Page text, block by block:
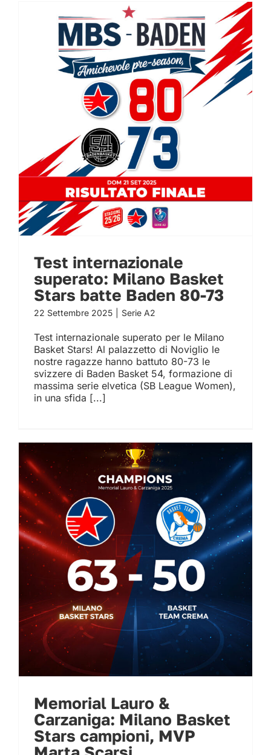
Test internazionale
superato: Milano Basket
Stars batte Baden 80-73
Test internazionale
superato: Milano Basket
Stars batte Baden 80-73
22 Settembre 2025 Serie A2
Test internazionale superato per le Milano
Basket Stars! Al palazzetto di Noviglio le
nostre ragazze hanno battuto 80-73 le
svizzere di Baden Basket 54, formazione di
massima serie elvetica (SB League Women),
in una sfida [...]
Memorial Lauro &
Carzaniga: Milano Basket
Stars campioni, MVP
Marta Scarsi
Memorial Lauro &
Carzaniga: Milano Basket
Stars campioni, MVP